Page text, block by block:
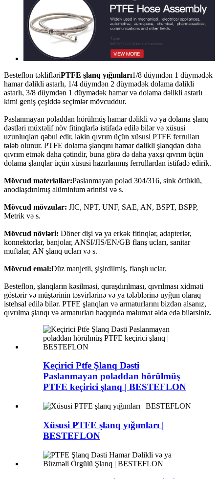
Besteflon təklifləriPTFE şlanq yığımları1/8 düymdən 1 düymədək
hamar dəlikli astarlı, 1/4 düymdən 2 düymədək dolama dəlikli
astarlı, 3/8 düymdən 1 düymədək hamar və dolama dəlikli astarlı
kimi geniş çeşiddə seçimlər mövcuddur.
Paslanmayan poladdan hörülmüş hamar dəlikli və ya dolama şlanq
dəstləri müxtəlif növ fitinqlərlə istifadə edilə bilər və xüsusi
uzunluqları qəbul edir, lakin qıvrım üçün xüsusi PTFE ferrulları
tələb olunur. PTFE dolama şlanqını hamar dəlikli şlanqdan daha
qıvrım etmək daha çətindir, buna görə də daha yaxşı qıvrım üçün
dolama şlanqlar üçün xüsusi hazırlanmış ferrullardan istifadə edirik.
Mövcud materiallar:Paslanmayan polad 304/316, sink örtüklü,
anodlaşdırılmış alüminium ərintisi və s.
Mövcud mövzular: JIC, NPT, UNF, SAE, AN, BSPT, BSPP,
Metrik və s.
Mövcud növləri: Döner dişi və ya erkək fitinqlər, adapterlər,
konnektorlar, banjolar, ANSI/JIS/EN/GB flanş ucları, sanitar
muftalar, AN şlanq ucları və s.
Mövcud emal:Düz manjetli, şişirdilmiş, flanşlı uclar.
Besteflon, şlanqların kəsilməsi, quraşdırılması, qıvrılması xidməti
göstərir və müştərinin təsvirlərinə və ya tələblərinə uyğun olaraq
istehsal edilə bilər. PTFE şlanqları və armaturlarını bizdən alsanız,
qıvrılma şlanqı və armaturları haqqında məlumat əldə edə bilərsiniz.
Keçirici Ptfe Şlanq Dəsti
Paslanmayan poladdan hörülmüş
PTFE keçirici şlanq | BESTEFLON
Xüsusi PTFE şlanq yığımları |
BESTEFLON